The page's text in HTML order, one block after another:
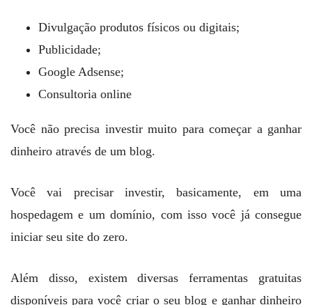
Divulgação produtos físicos ou digitais;
Publicidade;
Google Adsense;
Consultoria online
Você não precisa investir muito para começar a ganhar
dinheiro através de um blog.
Você vai precisar investir, basicamente, em uma
hospedagem e um domínio, com isso você já consegue
iniciar seu site do zero.
Além disso, existem diversas ferramentas gratuitas
disponíveis para você criar o seu blog e ganhar dinheiro